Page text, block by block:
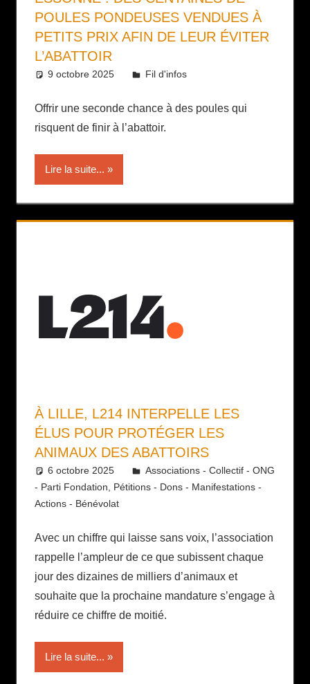
POULES PONDEUSES VENDUES À
PETITS PRIX AFIN DE LEUR ÉVITER
L’ABATTOIR
9 octobre 2025 Daniel
Fil d'infos
Offrir une seconde chance à des poules qui
risquent de finir à l’abattoir.
Lire la suite...
À LILLE, L214 INTERPELLE LES
ÉLUS POUR PROTÉGER LES
ANIMAUX DES ABATTOIRS
6 octobre 2025 Daniel
Associations - Collectif - ONG
- Parti Fondation, Pétitions - Dons - Manifestations -
Actions - Bénévolat
Avec un chiffre qui laisse sans voix, l’association
rappelle l’ampleur de ce que subissent chaque
jour des dizaines de milliers d’animaux et
souhaite que la prochaine mandature s’engage à
réduire ce chiffre de moitié.
Lire la suite...